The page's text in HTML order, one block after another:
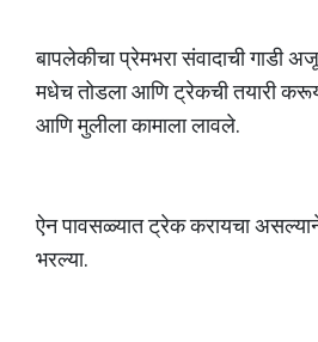
बापलेकीचा प्रेमभरा संवादाची गाडी
मधेच तोडला आणि ट्रेकची तयारी
आणि मुलीला कामाला लावले.
ऐन पावसळ्यात ट्रेक करायचा
भरल्या.